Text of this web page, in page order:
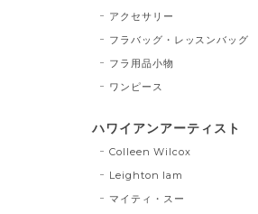
アクセサリー
フラバッグ・レッスンバッグ
フラ用品小物
ワンピース
ハワイアンアーティスト
Colleen Wilcox
Leighton lam
マイティ・スー